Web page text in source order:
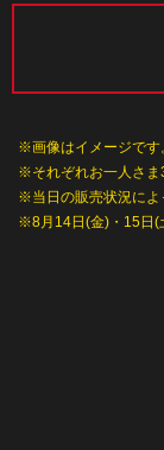
画像はイメージです
それぞれお一人さ
当日の販売状況に
8月14日(金)・15日(